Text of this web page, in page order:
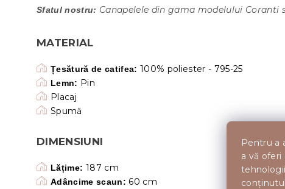
Pentru a
a vă oferi
Sfatul nostru: Canapelele din gama modelului
MATERIAL
Țesătură de catifea:100% poliester - 795-25
Lemn: Pin
Placaj
Spumă
DIMENSIUNI
Lățime: 187 cm
Adâncime scaun: 60 cm